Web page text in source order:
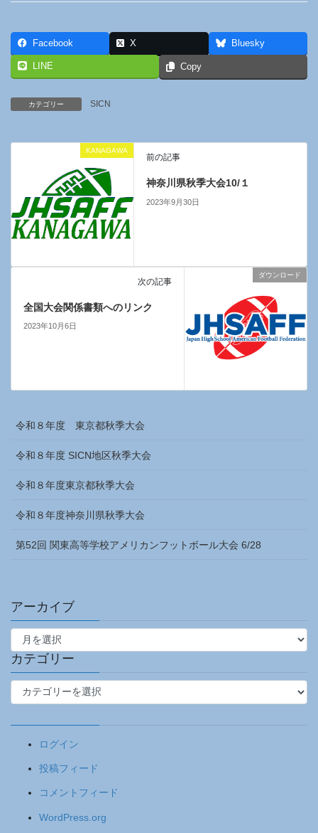
Facebook X Bluesky
LINE Copy
カテゴリー SICN
KANAGAWA
前の記事
神奈川県秋季大会10/１
2023年9月30日
ダウンロード
次の記事
全国大会関係書類へのリンク
2023年10月6日
令和８年度 東京都秋季大会
令和８年度 SICN地区秋季大会
令和８年度東京都秋季大会
令和８年度神奈川県秋季大会
第52回 関東高等学校アメリカンフットボール大会 6/28
アーカイブ
ア
カ
イ
カテゴリー
テ
ログイン
投稿フィード
コメントフィード
WordPress.org